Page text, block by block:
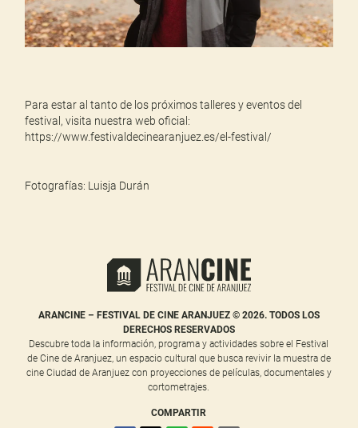
Para estar al tanto de los próximos talleres y eventos del
festival, visita nuestra web oficial:
https://www.festivaldecinearanjuez.es/el-festival/
Fotografías: Luisja Durán
ARANCINE – FESTIVAL DE CINE ARANJUEZ © 2026. TODOS LOS
DERECHOS RESERVADOS
Descubre toda la información, programa y actividades sobre el Festival
de Cine de Aranjuez, un espacio cultural que busca revivir la muestra de
cine Ciudad de Aranjuez con proyecciones de películas, documentales y
cortometrajes.
COMPARTIR